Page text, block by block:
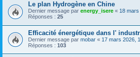
Le plan Hydrogène en Chine
Dernier message par energy_isere « 18
Réponses : 25
Efficacité énergétique dans l'
Dernier message par mobar « 17 mars 2026,
Réponses : 103